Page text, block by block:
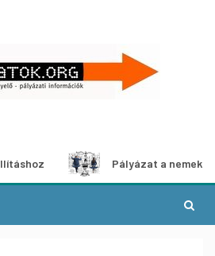
Pályázat a nemek közötti